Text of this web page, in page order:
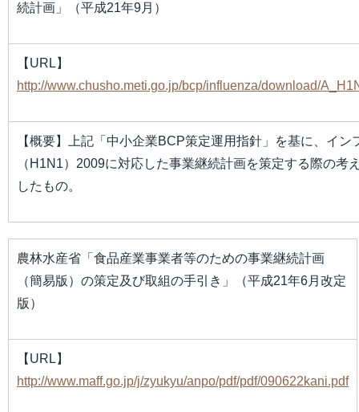
続計画」（平成21年9月）
【URL】
http://www.chusho.meti.go.jp/bcp/influenza/download/
【概要】上記「中小企業BCP策定運用指針」を基に、イン
（H1N1）2009に対応した事業継続計画を策定する際の考
したもの。
農林水産省「食品産業事業者等のための事業継続計画
（簡易版）の策定及び取組の手引き」（平成21年6月改定
版）
【URL】
http://www.maff.go.jp/j/zyukyu/anpo/pdf/pdf/090622kani.pdf